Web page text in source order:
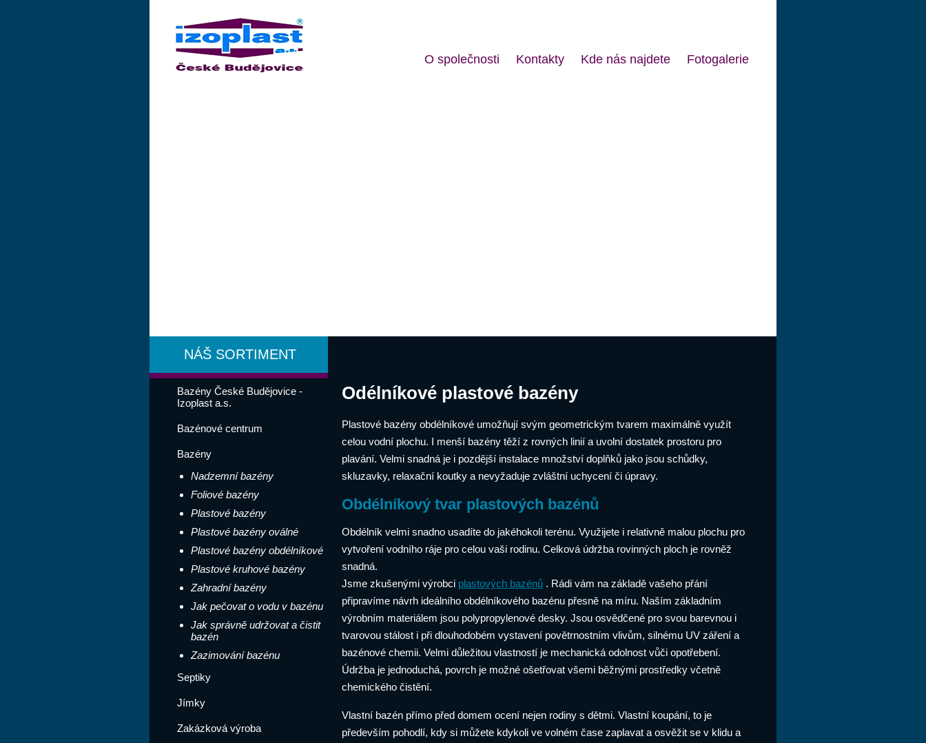
O společnosti Kontakty Kde nás najdete Fotogalerie
NÁŠ SORTIMENT
Bazény České Budějovice -
Izoplast a.s.
Bazénové centrum
Bazény
Nadzemní bazény
Foliové bazény
Plastové bazény
Plastové bazény oválné
Plastové bazény obdélníkové
Plastové kruhové bazény
Zahradní bazény
Jak pečovat o vodu v bazénu
Jak správně udržovat a čistit
bazén
Zazimování bazénu
Septiky
Jímky
Zakázková výroba
Odélníkové plastové bazény
Plastové bazény obdélníkové umožňují svým geometrickým tvarem maximálně využít
celou vodní plochu. I menší bazény těží z rovných linií a uvolní dostatek prostoru pro
plavání. Velmi snadná je i pozdější instalace množství doplňků jako jsou schůdky,
skluzavky, relaxační koutky a nevyžaduje zvláštní uchycení či úpravy.
Obdélníkový tvar plastových bazénů
Obdélník velmi snadno usadíte do jakéhokoli terénu. Využijete i relativně malou plochu pro
vytvoření vodního ráje pro celou vaši rodinu. Celková údržba rovinných ploch je rovněž
snadná.
Jsme zkušenými výrobci plastových bazénů . Rádi vám na základě vašeho přání
připravíme návrh ideálního obdélníkového bazénu přesně na míru. Naším základním
výrobním materiálem jsou polypropylenové desky. Jsou osvědčené pro svou barevnou i
tvarovou stálost i při dlouhodobém vystavení povětrnostním vlivům, silnému UV záření a
bazénové chemii. Velmi důležitou vlastností je mechanická odolnost vůči opotřebení.
Údržba je jednoduchá, povrch je možné ošetřovat všemi běžnými prostředky včetně
chemického čistění.
Vlastní bazén přímo před domem ocení nejen rodiny s dětmi. Vlastní koupání, to je
především pohodlí, kdy si můžete kdykoli ve volném čase zaplavat a osvěžit se v klidu a